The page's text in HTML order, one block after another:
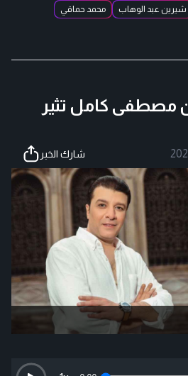
شيرين عبد الوهاب
محمد حماقي
مصطفى كامل تثير
شارك الخبر